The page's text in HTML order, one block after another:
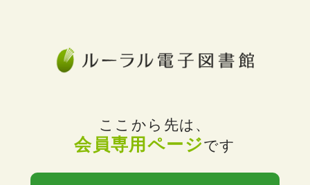
ここから先は、
会員専用ページです